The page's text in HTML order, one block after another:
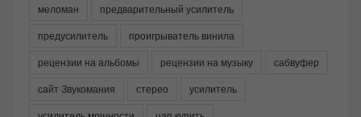
меломан
предварительный усилитель
предусилитель
проигрыватель винила
рецензии на альбомы
рецензии на музыку
сабвуфер
сайт Звукомания
стерео
усилитель